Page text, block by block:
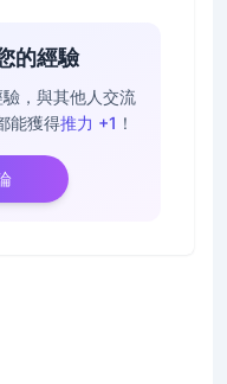
的經驗
，與其他人交流
能獲得推力 +1 ！